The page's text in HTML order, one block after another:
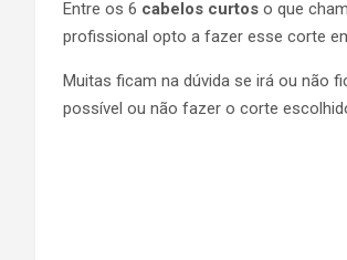
Entre os 6 cabelos curtos o que
profissional opto a fazer esse corte
Muitas ficam na dúvida se irá ou não
possível ou não fazer o corte